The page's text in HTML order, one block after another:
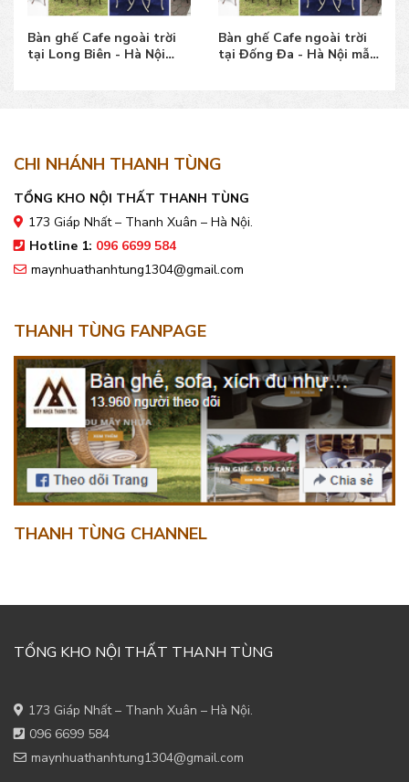
Bàn ghế Cafe ngoài trời
tại Long Biên - Hà Nội
Bàn ghế Cafe ngoài trời
tại Đống Đa - Hà Nội mẫu
CHI NHÁNH THANH TÙNG
TỔNG KHO NỘI THẤT THANH TÙNG
173 Giáp Nhất – Thanh Xuân – Hà Nội.
Hotline 1: 096 6699 584
maynhuathanhtung1304@gmail.com
THANH TÙNG FANPAGE
THANH TÙNG CHANNEL
TỔNG KHO NỘI THẤT THANH TÙNG
173 Giáp Nhất – Thanh Xuân – Hà Nội.
096 6699 584
maynhuathanhtung1304@gmail.com